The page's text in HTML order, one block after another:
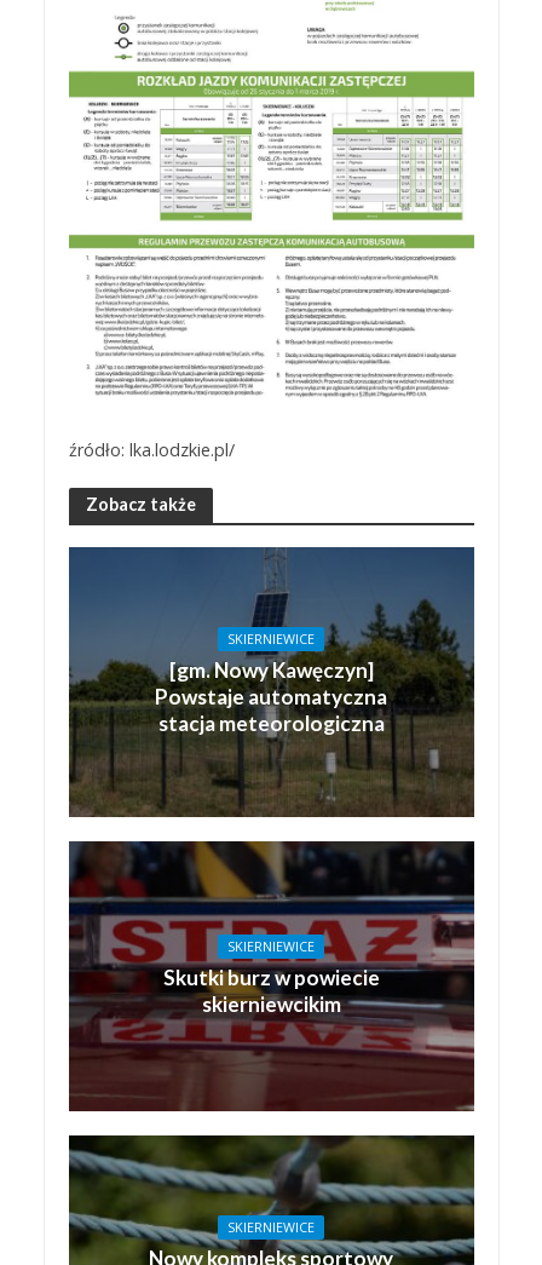
źródło: lka.lodzkie.pl/
Zobacz także
SKIERNIEWICE
[gm. Nowy Kawęczyn]
Powstaje automatyczna
stacja meteorologiczna
SKIERNIEWICE
Skutki burz w powiecie
skierniewcikim
SKIERNIEWICE
Nowy kompleks sportowy